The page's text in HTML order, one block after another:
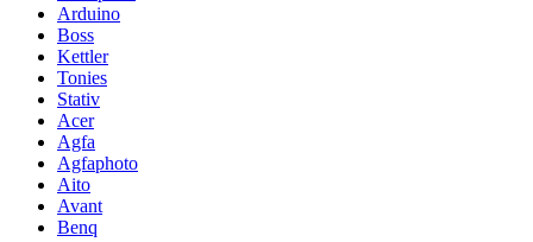
Arduino
Boss
Kettler
Tonies
Stativ
Acer
Agfa
Agfaphoto
Aito
Avant
Benq